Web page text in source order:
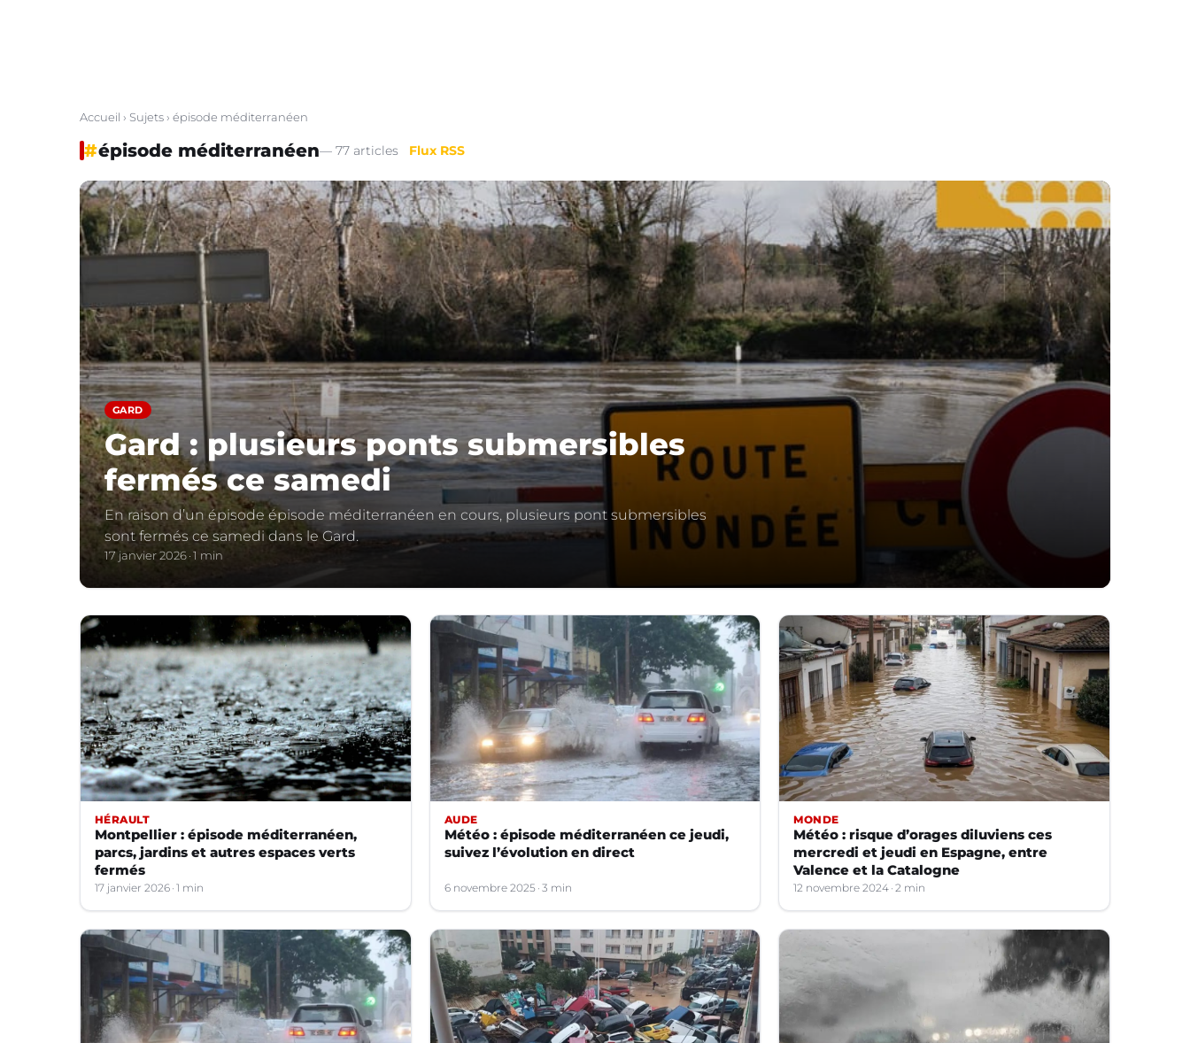
Accueil › Sujets› épisode méditerranéen
#épisode méditerranéen— 77 articles Flux RSS
GARD
Gard : plusieurs ponts submersibles
fermés ce samedi
En raison d’un épisode épisode méditerranéen en cours, plusieurs pont submersibles
sont fermés ce samedi dans le Gard.
17 janvier 2026 1 min
HÉRAULT
Montpellier : épisode méditerranéen,
parcs, jardins et autres espaces verts
fermés
17 janvier 2026 1 min
AUDE
Météo : épisode méditerranéen ce jeudi,
suivez l’évolution en direct
6 novembre 2025 3 min
MONDE
Météo : risque d’orages diluviens ces
mercredi et jeudi en Espagne, entre
Valence et la Catalogne
12 novembre 2024 2 min